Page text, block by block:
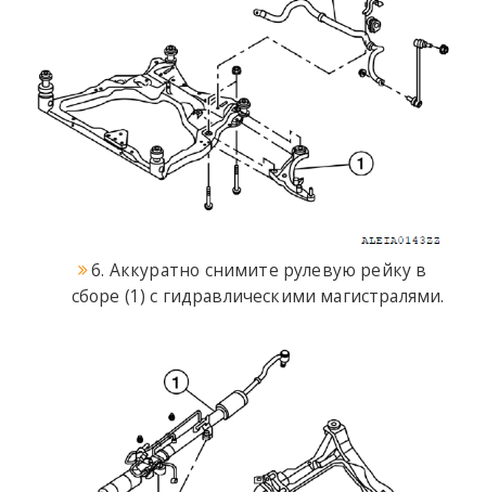
6. Аккуратно снимите рулевую рейку в
сборе (1) с гидравлическими магистралями.